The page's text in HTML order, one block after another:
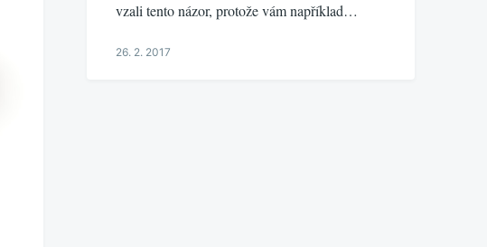
vzali tento názor, protože vám například…
26. 2. 2017